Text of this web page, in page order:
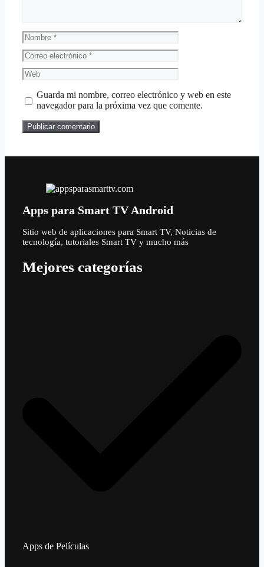
Nombre
Correo
electrónico
Web
Guarda mi nombre, correo electrónico y web en este
navegador para la próxima vez que comente.
Apps para Smart TV Android
Sitio web de aplicaciones para Smart TV, Noticias de
tecnología, tutoriales Smart TV y mucho más
Mejores categorías
Apps de Películas